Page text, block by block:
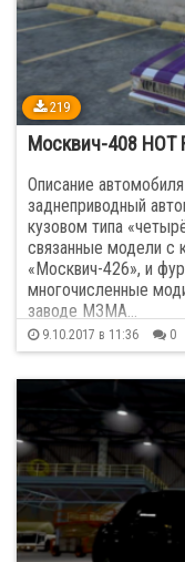
Разные машины
Русские103
219
Москвич-408 HOT
Описание
заднеприводный
кузовом типа
связанные модели с
«Москвич-426», и
многочисленные
заводе МЗМА…
9.10.2017 в 11:36 0